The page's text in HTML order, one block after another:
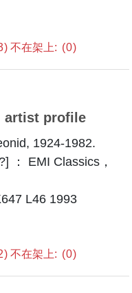
不在架上: 0
artist profile
1924-1982.
： EMI Classics，
L46 1993
不在架上: 0